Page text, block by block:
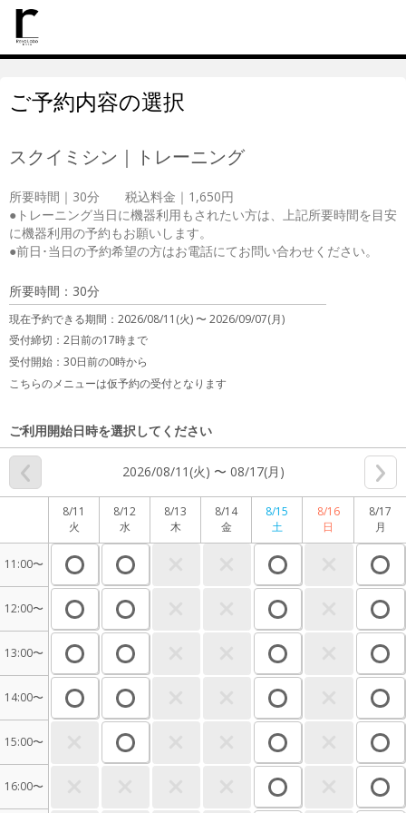
ご予約内容の選択
スクイミシン｜トレーニング
所要時間｜30分　　税込料金｜1,650円
●トレーニング当日に機器利用もされたい方は、上記所要時間を目安
に機器利用の予約もお願いします。
●前日･当日の予約希望の方はお電話にてお問い合わせください。
所要時間：30分
現在予約できる期間： 2026/08/11(火) 〜2026/09/07(月)
受付締切： 2日前の17時まで
受付開始： 30日前の0時から
こちらのメニューは仮予約の受付となります
ご利用開始日時を選択してください
2026/08/11(火) 〜 08/17(月)
8/11
火
8/12
水
8/13
木
8/14
金
8/15
土
8/16
日
8/17
月
11:00〜
12:00〜
13:00〜
14:00〜
15:00〜
16:00〜